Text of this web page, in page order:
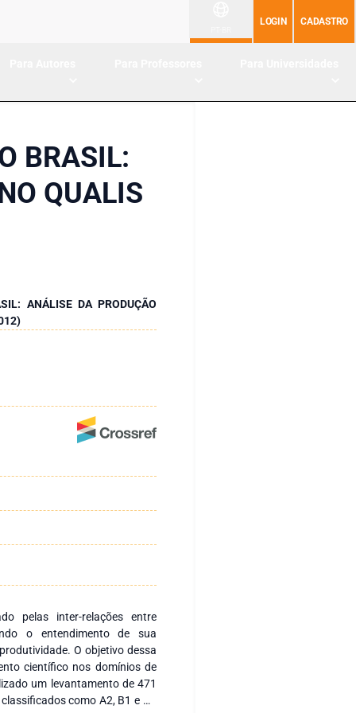
LOGIN CADASTRO
BRASIL:
QUALIS
ANÁLISE DA PRODUÇÃO
pelas inter-relações entre
o entendimento de sua
O objetivo dessa
científico nos domínios de
um levantamento de 471
como A2, B1 e B2